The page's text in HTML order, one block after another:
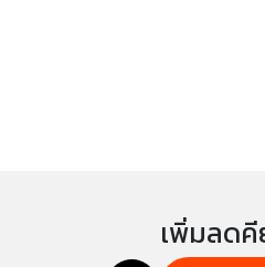
เพิ่มลดคี